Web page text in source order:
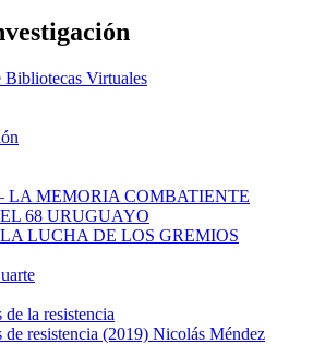
Virtuales
LA MEMORIA COMBATIENTE
68 URUGUAYO
LUCHA DE LOS GREMIOS
la resistencia
resistencia (2019) Nicolás Méndez